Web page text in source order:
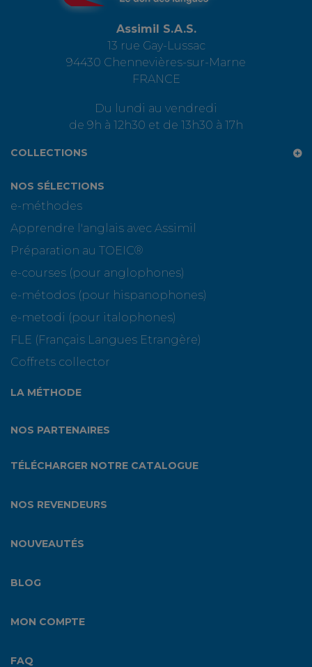
Assimil S.A.S.
13 rue Gay-Lussac
94430 Chennevières-sur-Marne
FRANCE
Du lundi au vendredi
de 9h à 12h30 et de 13h30 à 17h
COLLECTIONS
NOS SÉLECTIONS
e-méthodes
Apprendre l'anglais avec Assimil
Préparation au TOEIC®
e-courses (pour anglophones)
e-métodos (pour hispanophones)
e-metodi (pour italophones)
FLE (Français Langues Etrangère)
Coffrets collector
LA MÉTHODE
NOS PARTENAIRES
TÉLÉCHARGER NOTRE CATALOGUE
NOS REVENDEURS
NOUVEAUTÉS
BLOG
MON COMPTE
FAQ